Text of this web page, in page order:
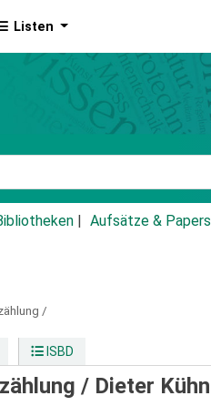
Listen
Aufsätze & Papers
/
ISBD
/ Dieter Kühn